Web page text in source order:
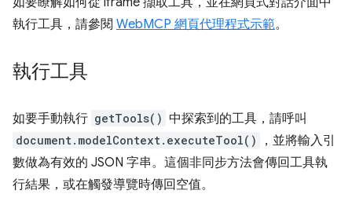
執行工具，請參閱 WebMCP 網頁代理程式示範。
執行工具
如要手動執行 getTools() 中探索到的工具，請呼叫
document.modelContext.executeTool()
，並將輸入引
數做為有效的 JSON 字串。這個非同步方法會傳回工具執
行結果，或在觸發導覽時傳回空值。